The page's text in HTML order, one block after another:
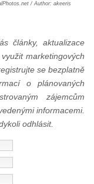
/ Author: akeeris
články, aktualizace
marketingových
se bezplatně
o plánovaných
zájemcům
informacemi.
odhlásit.